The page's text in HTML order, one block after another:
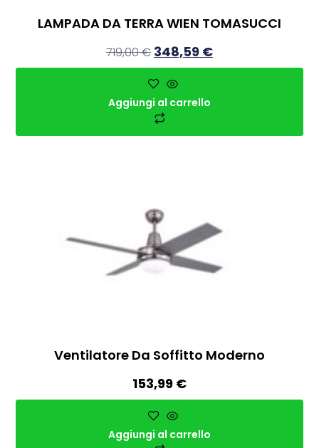
LAMPADA DA TERRA WIEN TOMASUCCI
719,00€ 348,59 €
Aggiungi al carrello
Ventilatore Da Soffitto Moderno
153,99 €
Aggiungi al carrello